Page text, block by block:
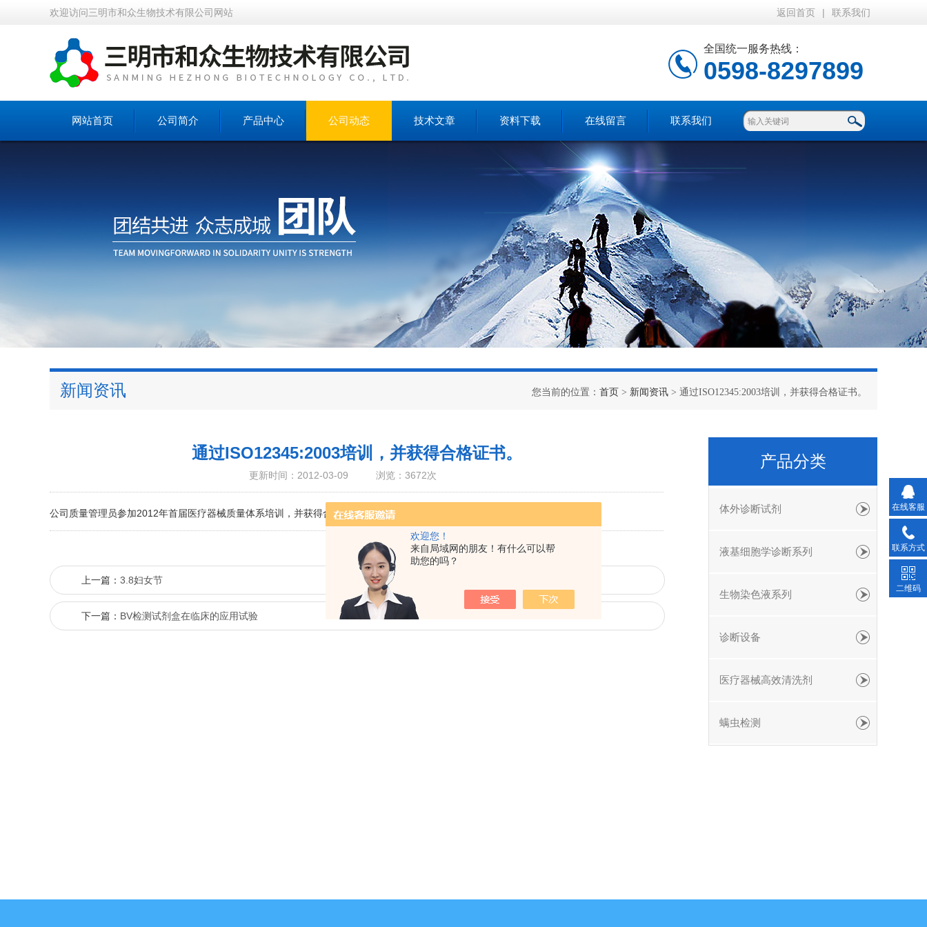
欢迎您！
来自局域网的朋友！有什么可以帮
助您的吗？
欢迎访问三明市和众生物技术有限公司网站 返回首页 | 联系我们
全国统一服务热线：
0598-8297899
网站首页 公司简介 产品中心 公司动态 技术文章 资料下载 在线留言 联系我们
新闻资讯 您当前的位置： 首页 > 新闻资讯 > 通过ISO12345:2003培训，并获得合格证书。
通过ISO12345:2003培训，并获得合格证书。
更新时间：2012-03-09 浏览：3672次
公司质量管理员参加2012年首届医疗器械质量体系培训，并获得合格证书。
上一篇： 3.8妇女节
下一篇： BV检测试剂盒在临床的应用试验
产品分类
体外诊断试剂
液基细胞学诊断系列
生物染色液系列
诊断设备
医疗器械高效清洗剂
螨虫检测
在线客服
联系方式
二维码